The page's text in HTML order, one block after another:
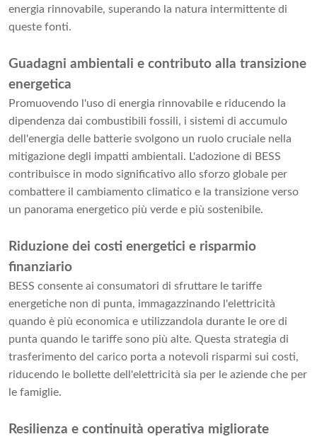
energia rinnovabile, superando la natura intermittente di
queste fonti.
Guadagni ambientali e contributo alla transizione
energetica
Promuovendo l'uso di energia rinnovabile e riducendo la
dipendenza dai combustibili fossili, i sistemi di accumulo
dell'energia delle batterie svolgono un ruolo cruciale nella
mitigazione degli impatti ambientali. L'adozione di BESS
contribuisce in modo significativo allo sforzo globale per
combattere il cambiamento climatico e la transizione verso
un panorama energetico più verde e più sostenibile.
Riduzione dei costi energetici e risparmio
finanziario
BESS consente ai consumatori di sfruttare le tariffe
energetiche non di punta, immagazzinando l'elettricità
quando è più economica e utilizzandola durante le ore di
punta quando le tariffe sono più alte. Questa strategia di
trasferimento del carico porta a notevoli risparmi sui costi,
riducendo le bollette dell'elettricità sia per le aziende che per
le famiglie.
Resilienza e continuità operativa migliorate